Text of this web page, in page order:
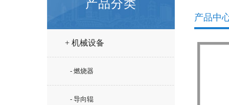
产品分类
+ 机械设备
- 燃烧器
- 导向辊
产品中